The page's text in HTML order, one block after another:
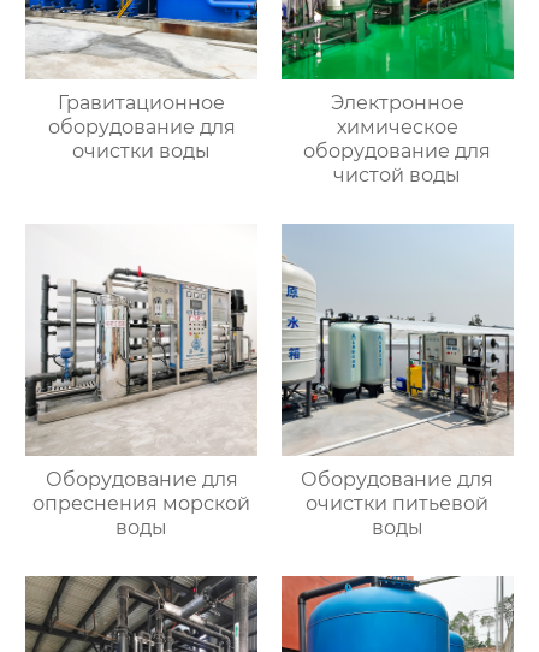
Гравитационное
оборудование для
очистки воды
Электронное
химическое
оборудование для
чистой воды
Оборудование для
опреснения морской
воды
Оборудование для
очистки питьевой
воды